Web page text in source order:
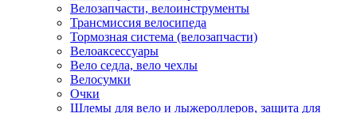
Велозапчасти, велоинструменты
Трансмиссия велосипеда
Тормозная система (велозапчасти)
Велоаксессуары
Вело седла, вело чехлы
Велосумки
Очки
Шлемы для вело и лыжероллеров, защита для